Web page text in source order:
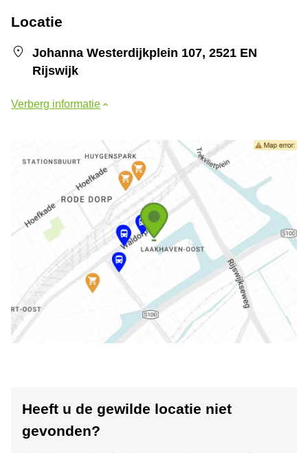
Locatie
Johanna Westerdijkplein 107, 2521 EN
Rijswijk
Verberg informatie
Heeft u de gewilde locatie niet
gevonden?